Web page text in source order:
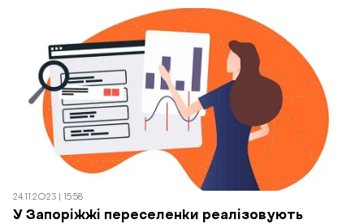
їх розв’язання. Про ці та інші події – у дайджесті
новин “Відбудови.Запоріжжя” за період із 20 по 24
листопада 2023 року. 1. Ремонт доріг Запорізької
області: “картель”, відсутність конкуренції та […]
24.11.2023 | 15:58
У Запоріжжі переселенки реалізовують